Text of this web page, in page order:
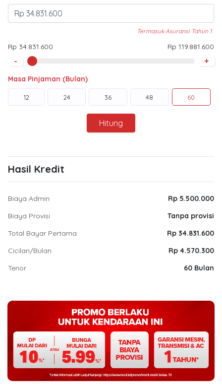
Termasuk Asuransi Tahun 1
Rp 34.831.600 Rp 119.881.600
- +
Masa Pinjaman (Bulan)
12 24 36 48 60
Hitung
Hasil Kredit
Biaya Admin
Rp 5.500.000
Biaya Provisi
Tanpa provisi
Total Bayar Pertama
Rp 34.831.600
Cicilan/Bulan
Rp 4.570.300
Tenor
60 Bulan